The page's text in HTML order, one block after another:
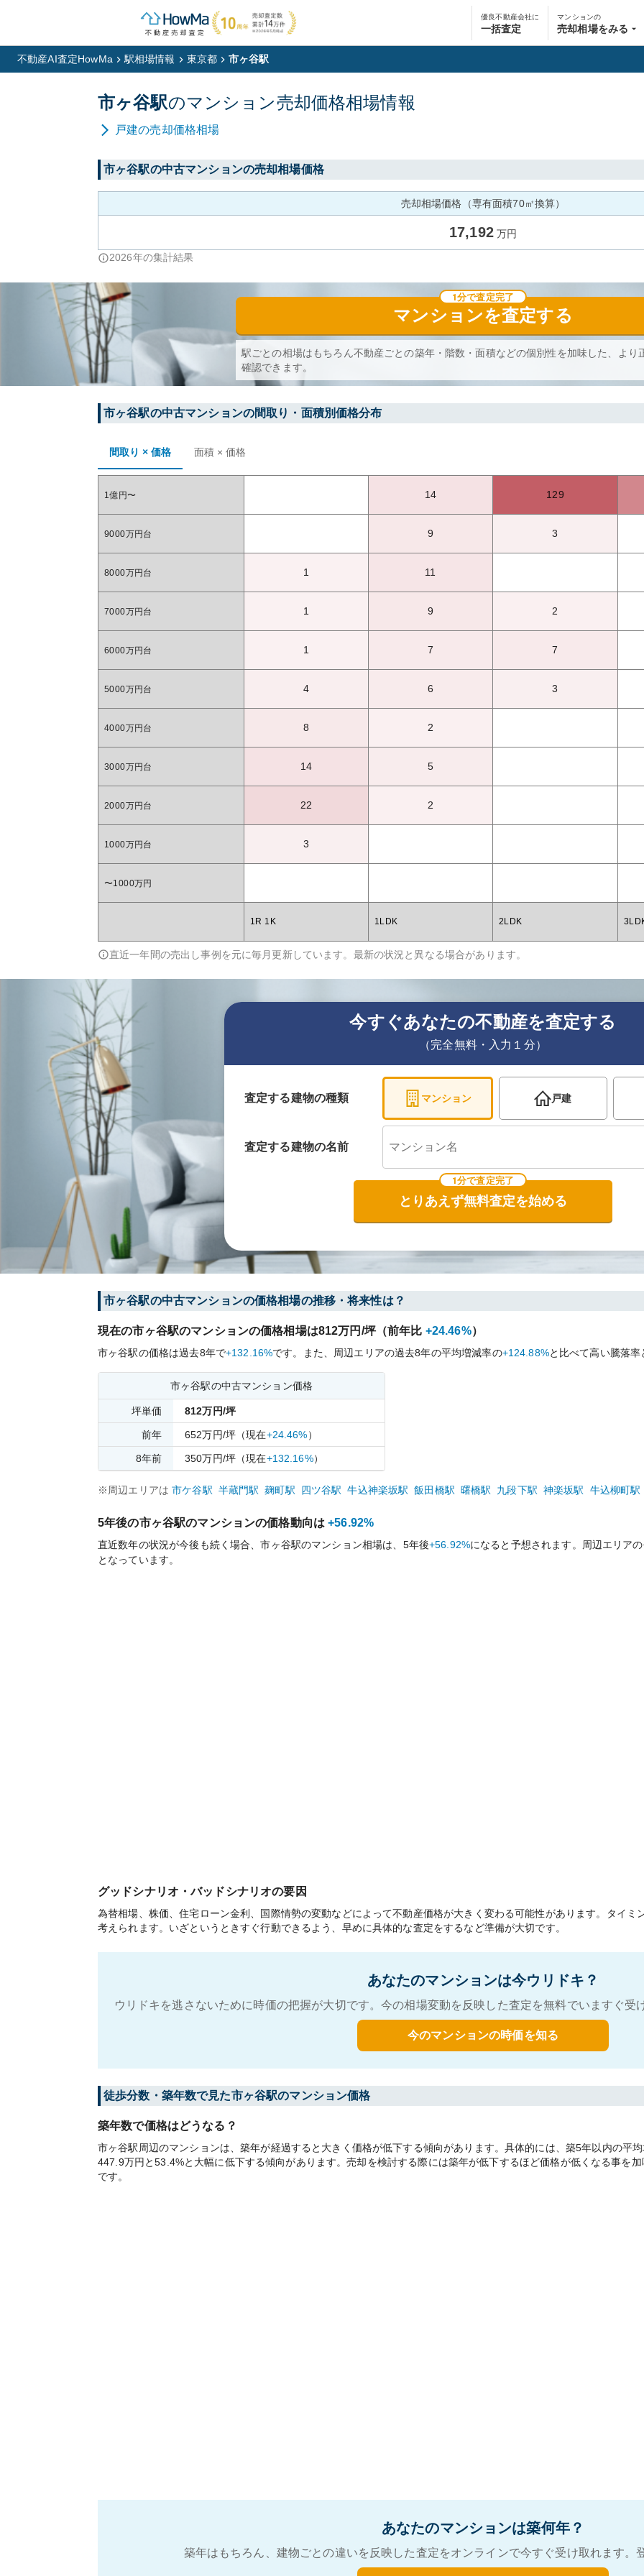
優良不動産会社に
一括査定
マンションの
売却相場をみる
不動産AI査定HowMa 駅相場情報 東京都 市ヶ谷駅
市ヶ谷駅のマンション売却価格相場情報
戸建の売却価格相場
市ヶ谷駅の中古マンションの売却相場価格
売却相場価格（専有面積70㎡換算）
17,192 万円
2026年の集計結果
マンションを査定する
1分で査定完了
駅ごとの相場はもちろん不動産ごとの築年・階数・面積などの個別性を加味した、より
確認できます。
市ヶ谷駅の中古マンションの間取り・面積別価格分布
間取り × 価格 面積 × 価格
1億円〜 14 129
9000万円台 9 3
8000万円台 1 11
7000万円台 1 9 2
6000万円台 1 7 7
5000万円台 4 6 3
4000万円台 8 2
3000万円台 14 5
2000万円台 22 2
1000万円台 3
〜1000万円
1R 1K 1LDK 2LDK
直近一年間の売出し事例を元に毎月更新しています。最新の状況と異なる場合があります。
今すぐあなたの不動産を査定する
（完全無料・入力１分）
査定する建物の種類 マンション 戸建
査定する建物の名前
1分で査定完了
とりあえず無料査定を始める
市ヶ谷駅の中古マンションの価格相場の推移・将来性は？
現在の市ヶ谷駅のマンションの価格相場は812万円/坪（前年比 +24.46%）
市ヶ谷駅の価格は過去8年で+132.16%です。 また、周辺エリアの過去8年の平均増減率の+124.88%と比べて高い騰落率
市ヶ谷駅の中古マンション価格
坪単価 812万円/坪
前年 652万円/坪 （現在+24.46%）
8年前 350万円/坪 （現在+132.16%）
※周辺エリアは 市ケ谷駅 半蔵門駅 麹町駅 四ツ谷駅 牛込神楽坂駅 飯田橋駅 曙橋駅 九段下駅 神楽坂駅 牛込柳町駅
5年後の市ヶ谷駅のマンションの価格動向は +56.92%
直近数年の状況が今後も続く場合、市ヶ谷駅のマンション相場は、5年後+56.92%になると予想されます。周辺エリア
となっています。
グッドシナリオ・バッドシナリオの要因
為替相場、株価、住宅ローン金利、国際情勢の変動などによって不動産価格が大きく変わる可能性があります。タイミ
考えられます。いざというときすぐ行動できるよう、早めに具体的な査定をするなど準備が大切です。
あなたのマンションは今ウリドキ？
ウリドキを逃さないために時価の把握が大切です。今の相場変動を反映した査定を無料でいますぐ
今のマンションの時価を知る
徒歩分数・築年数で見た市ヶ谷駅のマンション価格
築年数で価格はどうなる？
市ヶ谷駅周辺のマンションは、築年が経過すると大きく価格が低下する傾向があります。具体的には、築5年以内の平
447.9万円と53.4%と大幅に低下する傾向があります。売却を検討する際には築年が低下するほど価格が低くなる事を
です。
あなたのマンションは築何年？
築年はもちろん、建物ごとの違いを反映した査定をオンラインで今すぐ受け取れます。